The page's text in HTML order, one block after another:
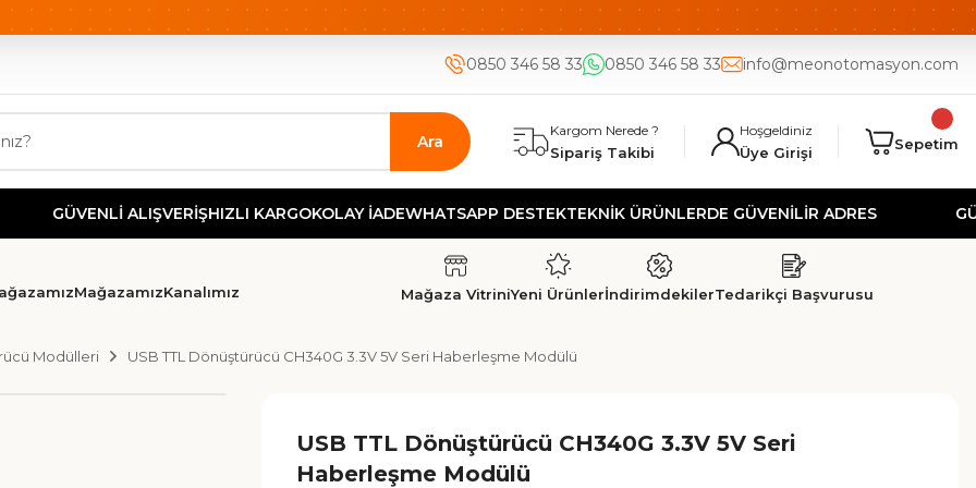
KARGO HIZLI KARGO GÜVENLİ ALIŞVERİŞ-KOLAY İADE UYGUN FİYAT
0850 346 58 33 0850 346 58 33 info@meonotomasyon.com
Ara
Kargom Nerede ?
Sipariş Takibi
Hoşgeldiniz
Üye Girişi Sepetim
GÜVENLİ ALIŞVERİŞHIZLI KARGO KOLAY İADEWHATSAPP DESTEKTEKNİK ÜRÜNLERDE GÜVENİLİR ADRES GÜVENLİ
MağazamızKanalımız Mağaza VitriniYeni ÜrünlerİndirimdekilerTedarikçi Başvurusu
Modülleri USB TTL Dönüştürücü CH340G 3.3V 5V Seri Haberleşme Modülü
USB TTL Dönüştürücü CH340G 3.3V 5V Seri
Haberleşme Modülü